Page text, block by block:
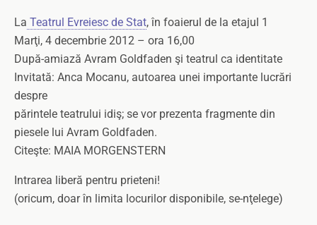
La Teatrul Evreiesc de Stat, în foaierul de la etajul 1
Marţi, 4 decembrie 2012 – ora 16,00
După-amiază Avram Goldfaden şi teatrul ca identitate
Invitată: Anca Mocanu, autoarea unei importante lucrări
despre
părintele teatrului idiş; se vor prezenta fragmente din
piesele lui Avram Goldfaden.
Citeşte: MAIA MORGENSTERN
Intrarea liberă pentru prieteni!
(oricum, doar în limita locurilor disponibile, se-nţelege)